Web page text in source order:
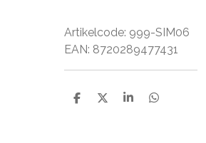
Artikelcode: 999-SIM06
EAN: 8720289477431
D
D
S
D